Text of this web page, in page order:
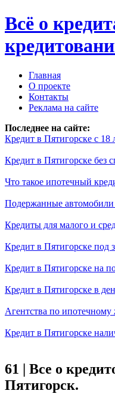
Всё о
Главная
О проекте
Контакты
Реклама на сайте
Последнее на сайте:
Кредит в Пятигорске с 18
Кредит в Пятигорске без
Что такое ипотечный
Подержанные автомобили
Кредиты для малого и
Кредит в Пятигорске под
Кредит в Пятигорске на
Кредит в Пятигорске в
Агентства по
Кредит в Пятигорске
61 | Все о
Пятигорск.